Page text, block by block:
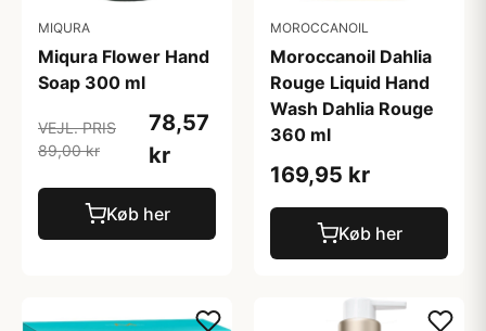
MIQURA
Miqura Flower Hand
Soap 300 ml
VEJL. PRIS
89,00 kr
78,57
kr
Køb her
MOROCCANOIL
Moroccanoil Dahlia
Rouge Liquid Hand
Wash Dahlia Rouge
360 ml
169,95 kr
Køb her